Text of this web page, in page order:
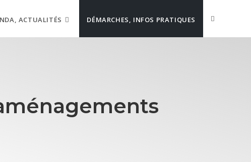
ACTUALITÉS DÉMARCHES, INFOS PRATIQUES